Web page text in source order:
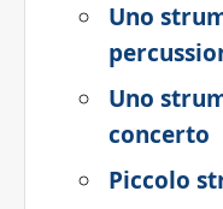
Uno
Uno
concerto
Piccolo